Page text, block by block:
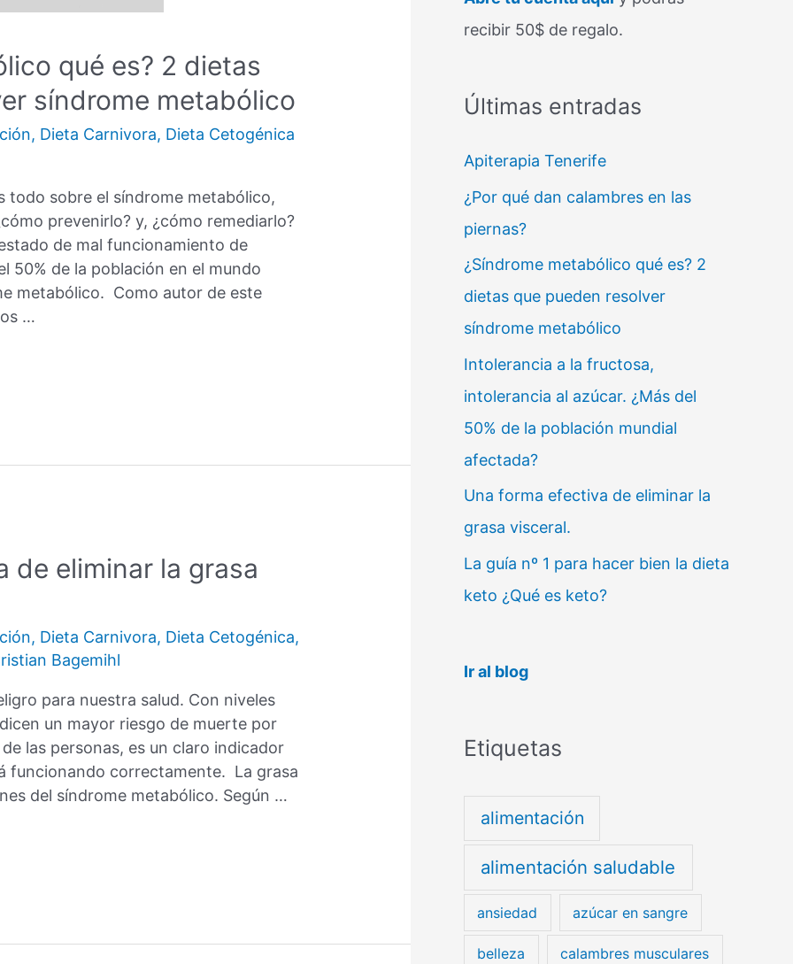
qué es? 2 dietas
síndrome metabólico
, Dieta Carnivora, Dieta Cetogénica
todo sobre el síndrome metabólico,
prevenirlo? y, ¿cómo remediarlo?
de mal funcionamiento de
50% de la población en el mundo
metabólico. Como autor de este
…
de eliminar la grasa
, Dieta Carnivora, Dieta Cetogénica,
Bagemihl
para nuestra salud. Con niveles
un mayor riesgo de muerte por
las personas, es un claro indicador
funcionando correctamente. La grasa
del síndrome metabólico. Según …
recibir 50$ de regalo.
Últimas entradas
Apiterapia Tenerife
¿Por qué dan calambres en las
piernas?
¿Síndrome metabólico qué es? 2
dietas que pueden resolver
síndrome metabólico
Intolerancia a la fructosa,
intolerancia al azúcar. ¿Más del
50% de la población mundial
afectada?
Una forma efectiva de eliminar la
grasa visceral.
La guía nº 1 para hacer bien la dieta
keto ¿Qué es keto?
Ir al blog
Etiquetas
alimentación
alimentación saludable
ansiedad azúcar en sangre
belleza calambres musculares